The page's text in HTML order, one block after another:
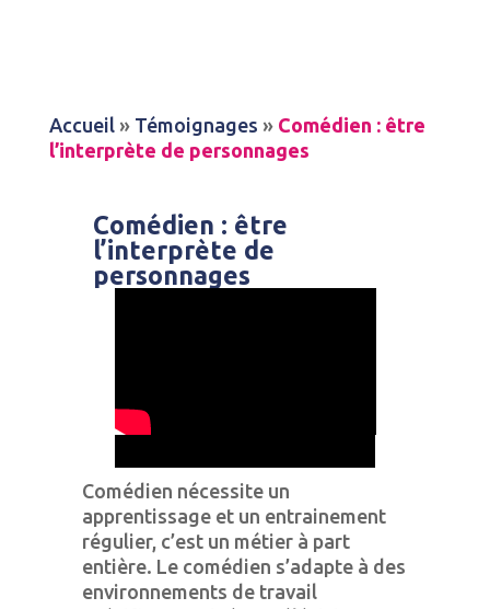
Accueil » Témoignages » Comédien : être
l’interprète de personnages
Comédien : être
l’interprète de
personnages
Comédien nécessite un
apprentissage et un entrainement
régulier, c’est un métier à part
entière. Le comédien s’adapte à des
environnements de travail